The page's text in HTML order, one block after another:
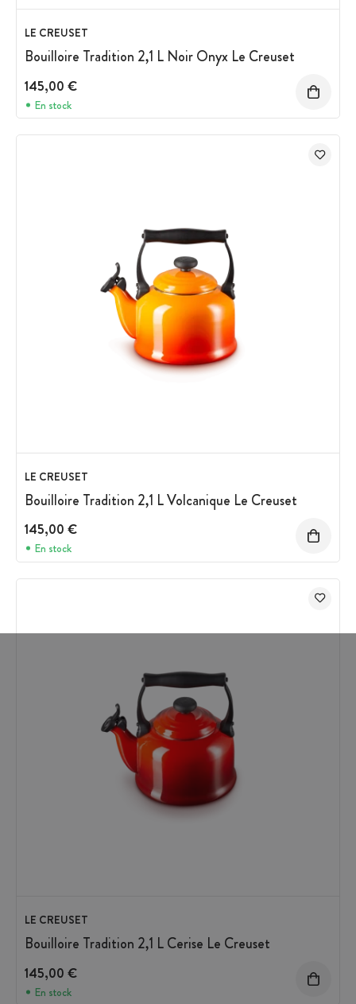
LE CREUSET
Bouilloire Tradition 2,1 L Noir Onyx Le Creuset
145,00 €
En stock
LE CREUSET
Bouilloire Tradition 2,1 L Volcanique Le Creuset
145,00 €
En stock
LE CREUSET
Bouilloire Tradition 2,1 L Cerise Le Creuset
145,00 €
En stock